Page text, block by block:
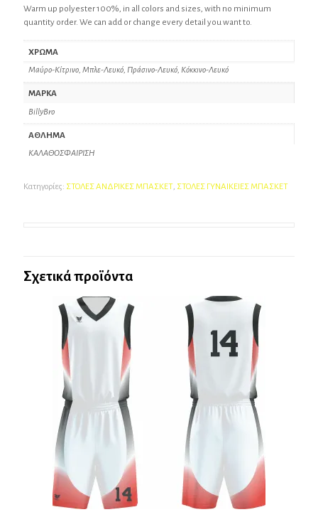
Warm up polyester 100%, in all colors and sizes, with no minimum
quantity order. We can add or change every detail you want to.
ΧΡΩΜΑ
Μαύρο-Κίτρινο, Μπλε-Λευκό, Πράσινο-Λευκό, Κόκκινο-Λευκό
ΜΑΡΚΑ
BillyBro
ΑΘΛΗΜΑ
ΚΑΛΑΘΟΣΦΑΙΡΙΣΗ
Κατηγορίες: ΣΤΟΛΕΣ ΑΝΔΡΙΚΕΣ ΜΠΑΣΚΕΤ, ΣΤΟΛΕΣ ΓΥΝΑΙΚΕΙΕΣ ΜΠΑΣΚΕΤ
Σχετικά προϊόντα